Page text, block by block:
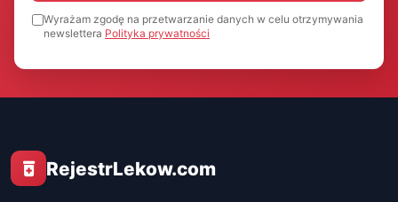
Wyrażam zgodę na przetwarzanie danych w celu otrzymywania
newslettera Polityka prywatności
RejestrLekow.com